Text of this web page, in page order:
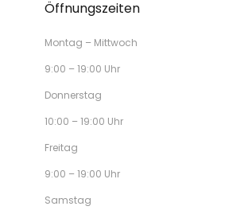
Öffnungszeiten
Montag – Mittwoch
9:00 – 19:00 Uhr
Donnerstag
10:00 – 19:00 Uhr
Freitag
9:00 – 19:00 Uhr
Samstag